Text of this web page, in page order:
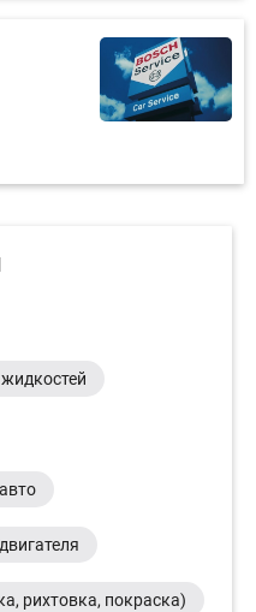
рихтовка, покраска)